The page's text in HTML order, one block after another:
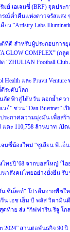
ย์ เอเจนซี่ (BRF) จุดประ
ารณ์ค่ำคืนแห่งดาวจรัสแส
ว “Artistry Labs
ที่ดี สำหรับผู้ประกอบการยุ
GLOW COMPLEX” (ก
Football
Health และ Pruvit
ระดับโลก
ดฟ้าสู่ไต้หวัน ตอกย้ำคว
ย์” ชวน “Dan
ะกาศความมุ่งมั่น เพื่อสร้
ตะ 110,758 ล้านบาท เปิ
นซี่น้องใหม่ “ซูเลียน พี.เอ็
ทยปี’68 จากบอสใหญ่ ‘ไ
งคมไทยอย่างยั่งยืน รับรา
น ซีเล็คท์" โปรตีนจากพืช
เอช เอ็ม บี พลัส วิตามิน
ท้าย ส่ง “กิฟฟารีน รีจู โก
2024” สานต่อพันธกิจ